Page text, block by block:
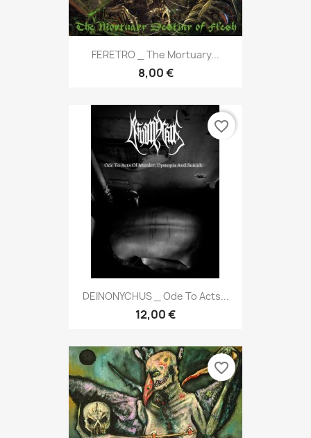
FERETRO _ The Mortuary...
8,00 €
DEINONYCHUS _ Ode To Acts...
12,00 €
favorite_border
favorite_border